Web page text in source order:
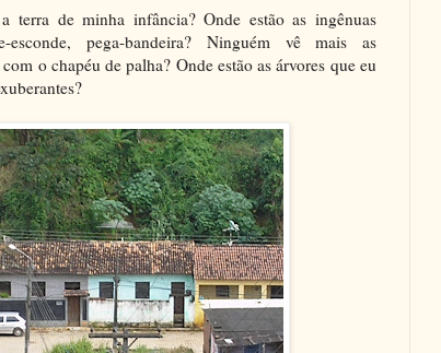
terra de minha infância? Onde estão as ingênuas
esconde, pega-bandeira? Ninguém vê mais as
o chapéu de palha? Onde estão as árvores que eu